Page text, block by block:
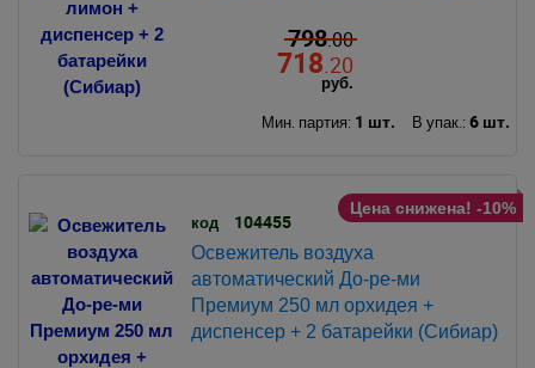
798.00
718 .20
руб.
Мин. партия: 1 шт. В упак.: 6 шт.
Цена снижена! -10%
код 104455
Освежитель воздуха
автоматический До-ре-ми
Премиум 250 мл орхидея +
диспенсер + 2 батарейки (Сибиар)